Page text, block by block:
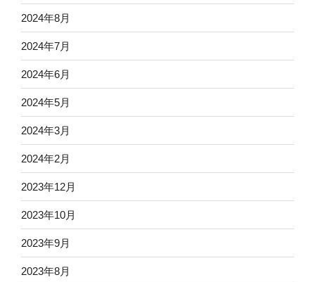
2024年8月
2024年7月
2024年6月
2024年5月
2024年3月
2024年2月
2023年12月
2023年10月
2023年9月
2023年8月